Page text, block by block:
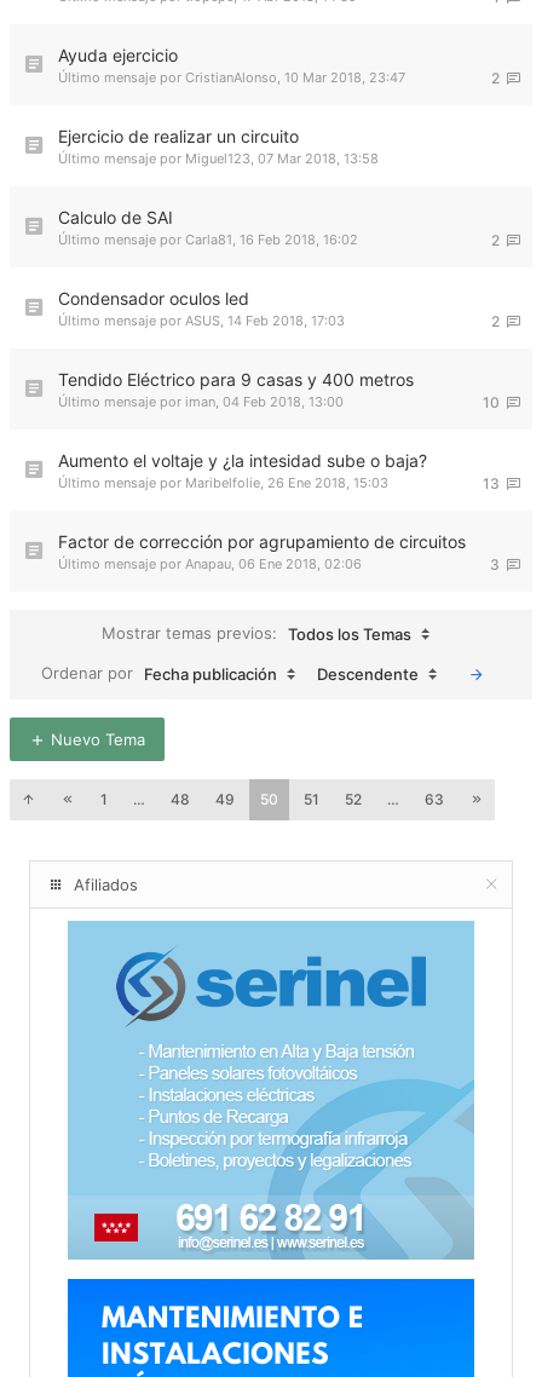
Ayuda ejercicio
2
Último mensaje por CristianAlonso, 10 Mar 2018, 23:47
Ejercicio de realizar un circuito
Último mensaje por Miguel123, 07 Mar 2018, 13:58
Calculo de SAI
2
Último mensaje por Carla81, 16 Feb 2018, 16:02
Condensador oculos led
2
Último mensaje por ASUS, 14 Feb 2018, 17:03
Tendido Eléctrico para 9 casas y 400 metros
10
Último mensaje por iman, 04 Feb 2018, 13:00
Aumento el voltaje y ¿la intesidad sube o baja?
13
Último mensaje por Maribelfolie, 26 Ene 2018, 15:03
Factor de corrección por agrupamiento de circuitos
3
Último mensaje por Anapau, 06 Ene 2018, 02:06
Mostrar temas previos:
Todos los Temas
Ordenar por
Fecha publicación Descendente
Nuevo Tema
1 … 48 49 50 51 52 … 63
Afiliados